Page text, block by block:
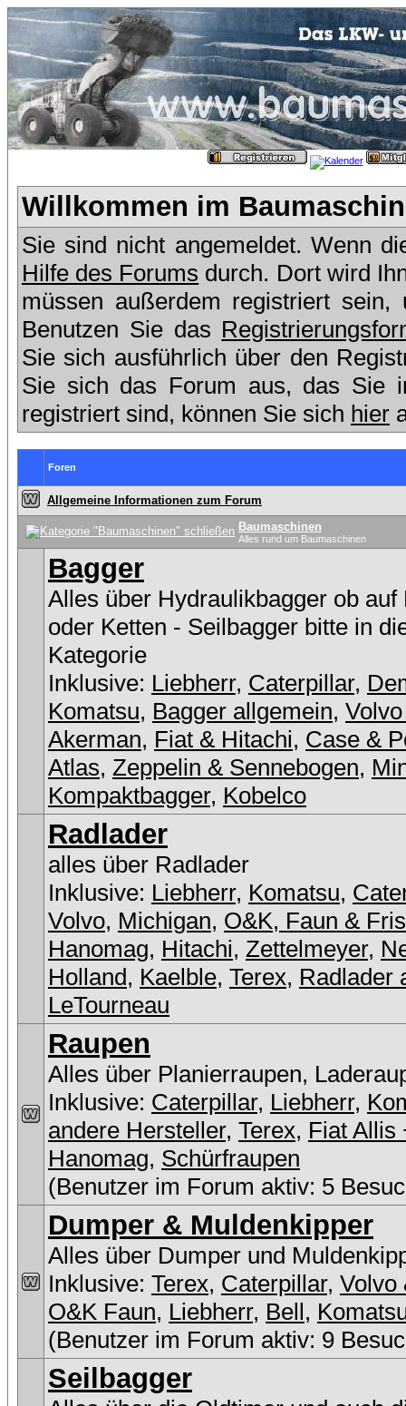
Willkommen im
Sie sind nicht angemeldet. Wenn
Hilfe des Forums durch. Dort wird
müssen außerdem registriert
Benutzen Sie das
Sie sich ausführlich über den
Sie sich das Forum aus, das Sie
registriert sind, können Sie sich hier
Foren
Allgemeine Informationen zum Forum
Baumaschinen
Alles rund um Baumaschinen
Bagger
Alles über Hydraulikbagger ob auf
oder Ketten - Seilbagger bitte in
Kategorie
Inklusive: Liebherr, Caterpillar,
Komatsu, Bagger allgemein,
Akerman, Fiat & Hitachi, Case &
Atlas, Zeppelin & Sennebogen,
Kompaktbagger, Kobelco
Radlader
alles über Radlader
Inklusive: Liebherr, Komatsu,
Volvo, Michigan, O&K, Faun &
Hanomag, Hitachi, Zettelmeyer,
Holland, Kaelble, Terex, Radlader
LeTourneau
Raupen
Alles über Planierraupen,
Inklusive: Caterpillar, Liebherr,
andere Hersteller, Terex, Fiat Allis
Hanomag, Schürfraupen
(Benutzer im Forum aktiv: 5
Dumper & Muldenkipper
Alles über Dumper und
Inklusive: Terex, Caterpillar, Volvo
O&K Faun, Liebherr, Bell,
(Benutzer im Forum aktiv: 9
Seilbagger